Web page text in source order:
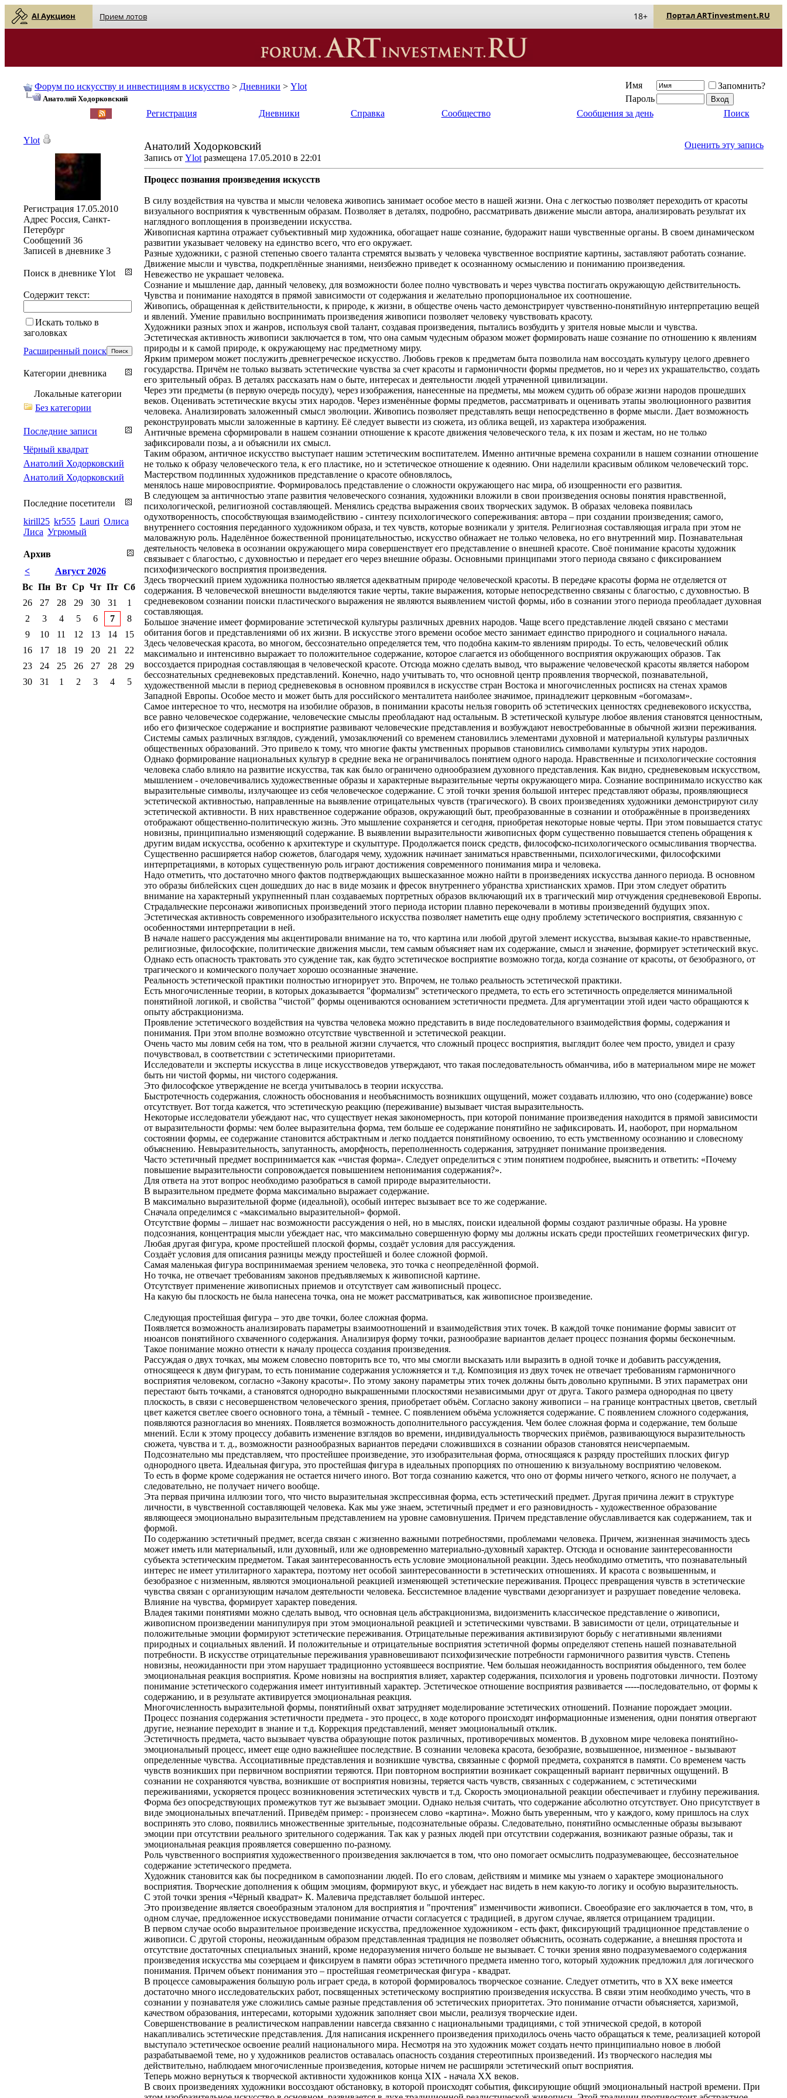
AI Аукцион Прием лотов Портал ARTinvestment.RU
18+
Форум по искусству и инвестициям в искусство > Дневники > Ylot
Анатолий Ходорковский
Имя
Запомнить?
Пароль
Регистрация Дневники Справка Сообщество Сообщения за день Поиск
Оценить эту запись
Анатолий Ходорковский
Запись от Ylot размещена 17.05.2010 в 22:01
Процесс познания произведения искусств
В силу воздействия на чувства и мысли человека живопись занимает особое место в нашей жизни. Она с легкостью позволяет переходить от красоты
визуального восприятия к чувственным образам. Позволяет в деталях, подробно, рассматривать движение мысли автора, анализировать результат их
наглядного воплощения в произведении искусства.
Живописная картина отражает субъективный мир художника, обогащает наше сознание, будоражит наши чувственные органы. В своем динамическом
развитии указывает человеку на единство всего, что его окружает.
Разные художники, с разной степенью своего таланта стремятся вызвать у человека чувственное восприятие картины, заставляют работать сознание.
Движение мысли и чувства, подкреплённые знаниями, неизбежно приведет к осознанному осмыслению и пониманию произведения.
Невежество не украшает человека.
Сознание и мышление дар, данный человеку, для возможности более полно чувствовать и через чувства постигать окружающую действительность.
Чувства и понимание находятся в прямой зависимости от содержания и желательно пропорциональное их соотношение.
Живопись, обращенная к действительности, к природе, к жизни, в обществе очень часто демонстрирует чувственно-понятийную интерпретацию вещей
и явлений. Умение правильно воспринимать произведения живописи позволяет человеку чувствовать красоту.
Художники разных эпох и жанров, используя свой талант, создавая произведения, пытались возбудить у зрителя новые мысли и чувства.
Эстетическая активность живописи заключается в том, что она самым чудесным образом может формировать наше сознание по отношению к явлениям
природы и к самой природе, к окружающему нас предметному миру.
Ярким примером может послужить древнегреческое искусство. Любовь греков к предметам быта позволила нам воссоздать культуру целого древнего
государства. Причём не только вызвать эстетические чувства за счет красоты и гармоничности формы предметов, но и через их украшательство, создать
его зрительный образ. В деталях рассказать нам о быте, интересах и деятельности людей утраченной цивилизации.
Через эти предметы (в первую очередь посуду), через изображения, нанесенные на предметы, мы можем судить об образе жизни народов прошедших
веков. Оценивать эстетические вкусы этих народов. Через изменённые формы предметов, рассматривать и оценивать этапы эволюционного развития
человека. Анализировать заложенный смысл эволюции. Живопись позволяет представлять вещи непосредственно в форме мысли. Дает возможность
реконструировать мысли заложенные в картину. Её следует вывести из сюжета, из облика вещей, из характера изображения.
Античные времена сформировали в нашем сознании отношение к красоте движения человеческого тела, к их позам и жестам, но не только
зафиксировали позы, а и объяснили их смысл.
Таким образом, античное искусство выступает нашим эстетическим воспитателем. Именно античные времена сохранили в нашем сознании отношение
не только к образу человеческого тела, к его пластике, но и эстетическое отношение к одеянию. Они наделили красивым обликом человеческий торс.
Мастерством подлинных художников представление о красоте обновлялось,
менялось наше мировосприятие. Формировалось представление о сложности окружающего нас мира, об изощренности его развития.
В следующем за античностью этапе развития человеческого сознания, художники вложили в свои произведения основы понятия нравственной,
психологической, религиозной составляющей. Менялись средства выражения своих творческих задумок. В образах человека появилась
одухотворенность, способствующая взаимодействию - синтезу психологического сопереживания: автора – при создании произведения; самого,
внутреннего состояния переданного художником образа, и тех чувств, которые возникали у зрителя. Религиозная составляющая играла при этом не
маловажную роль. Наделённое божественной проницательностью, искусство обнажает не только человека, но его внутренний мир. Познавательная
деятельность человека в осознании окружающего мира совершенствует его представление о внешней красоте. Своё понимание красоты художник
связывает с благостью, с духовностью и передает его через внешние образы. Основными принципами этого периода связано с фиксированием
психофизического восприятия произведения.
Здесь творческий прием художника полностью является адекватным природе человеческой красоты. В передаче красоты форма не отделяется от
содержания. В человеческой внешности выделяются такие черты, такие выражения, которые непосредственно связаны с благостью, с духовностью. В
средневековом сознании поиски пластического выражения не являются выявлением чистой формы, ибо в сознании этого периода преобладает духовная
составляющая.
Большое значение имеет формирование эстетической культуры различных древних народов. Чаще всего представление людей связано с местами
обитания богов и представлениями об их жизни. В искусстве этого времени особое место занимает единство природного и социального начала.
Здесь человеческая красота, во многом, бессознательно определяется тем, что подобна каким-то явлениям природы. То есть, человеческий облик
максимально и интенсивно выражает то положительное содержание, которое слагается из обобщенного восприятия окружающих образов. Так
воссоздается природная составляющая в человеческой красоте. Отсюда можно сделать вывод, что выражение человеческой красоты является набором
бессознательных средневековых представлений. Конечно, надо учитывать то, что основной центр проявления творческой, познавательной,
художественной мысли в период средневековья в основном проявился в искусстве стран Востока и многочисленных росписях на стенах храмов
Западной Европы. Особое место и может быть для российского менталитета наиболее значимое, принадлежит церковным «богомазам».
Самое интересное то что, несмотря на изобилие образов, в понимании красоты нельзя говорить об эстетических ценностях средневекового искусства,
все равно человеческое содержание, человеческие смыслы преобладают над остальным. В эстетической культуре любое явления становятся ценностным,
ибо его физическое содержание и восприятие развивают человеческие представления и возбуждают невостребованные в обычной жизни переживания.
Системы самых различных взглядов, суждений, умозаключений со временем становились элементами духовной и материальной культуры различных
общественных образований. Это привело к тому, что многие факты умственных прорывов становились символами культуры этих народов.
Однако формирование национальных культур в средние века не ограничивалось понятием одного народа. Нравственные и психологические состояния
человека слабо влияло на развитие искусства, так как было ограничено однообразием духовного представления. Как видно, средневековым искусством,
мышлением - очеловечивались художественные образы и характерные выразительные черты окружающего мира. Сознание воспринимало искусство как
выразительные символы, излучающее из себя человеческое содержание. С этой точки зрения большой интерес представляют образы, проявляющиеся
эстетической активностью, направленные на выявление отрицательных чувств (трагического). В своих произведениях художники демонстрируют силу
эстетической активности. В них нравственное содержание образов, окружающий быт, преобразованные в сознании и отображённые в произведениях
отображают общественно-политическую жизнь. Это мышление сохраняется и сегодня, приобретая некоторые новые черты. При этом повышается статус
новизны, принципиально изменяющий содержание. В выявлении выразительности живописных форм существенно повышается степень обращения к
другим видам искусства, особенно к архитектуре и скульптуре. Продолжается поиск средств, философско-психологического осмысливания творчества.
Существенно расширяется набор сюжетов, благодаря чему, художник начинает заниматься нравственными, психологическими, философскими
интерпретациями, в которых существенную роль играют достижения современного понимания мира и человека.
Надо отметить, что достаточно много фактов подтверждающих вышесказанное можно найти в произведениях искусства данного периода. В основном
это образы библейских сцен дошедших до нас в виде мозаик и фресок внутреннего убранства христианских храмов. При этом следует обратить
внимание на характерный укрупненный план создаваемых портретных образов включающий их в трагический мир отчуждения средневековой Европы.
Страдальческие персонажи живописных произведений этого периода истории плавно перекочевали в мотивы произведений будущих эпох.
Эстетическая активность современного изобразительного искусства позволяет наметить еще одну проблему эстетического восприятия, связанную с
особенностями интерпретации в ней.
В начале нашего рассуждения мы акцентировали внимание на то, что картина или любой другой элемент искусства, вызывая какие-то нравственные,
религиозные, философские, политические движения мысли, тем самым объясняет нам их содержание, смысл и значение, формирует эстетический вкус.
Однако есть опасность трактовать это суждение так, как будто эстетическое восприятие возможно тогда, когда сознание от красоты, от безобразного, от
трагического и комического получает хорошо осознанные значение.
Реальность эстетической практики полностью игнорирует это. Впрочем, не только реальность эстетической практики.
Есть многочисленные теории, в которых доказывается "формализм" эстетического предмета, то есть его эстетичность определяется минимальной
понятийной логикой, и свойства "чистой" формы оцениваются основанием эстетичности предмета. Для аргументации этой идеи часто обращаются к
опыту абстракционизма.
Проявление эстетического воздействия на чувства человека можно представить в виде последовательного взаимодействия формы, содержания и
понимания. При этом вполне возможно отсутствие чувственной и эстетической реакции.
Очень часто мы ловим себя на том, что в реальной жизни случается, что сложный процесс восприятия, выглядит более чем просто, увидел и сразу
почувствовал, в соответствии с эстетическими приоритетами.
Исследователи и эксперты искусства в лице искусствоведов утверждают, что такая последовательность обманчива, ибо в материальном мире не может
быть ни чистой формы, ни чистого содержания.
Это философское утверждение не всегда учитывалось в теории искусства.
Быстротечность содержания, сложность обоснования и необъяснимость возникших ощущений, может создавать иллюзию, что оно (содержание) вовсе
отсутствует. Вот тогда кажется, что эстетическую реакцию (переживание) вызывает чистая выразительность.
Некоторые исследователи убеждают нас, что существует некая закономерность, при которой понимание произведения находится в прямой зависимости
от выразительности формы: чем более выразительна форма, тем больше ее содержание понятийно не зафиксировать. И, наоборот, при нормальном
состоянии формы, ее содержание становится абстрактным и легко поддается понятийному освоению, то есть умственному осознанию и словесному
объяснению. Невыразительность, запутанность, аморфность, переполненность содержания, затрудняет понимание произведения.
Часто эстетичный предмет воспринимается как «чистая форма». Следует определиться с этим понятием подробнее, выяснить и ответить: «Почему
повышение выразительности сопровождается повышением непонимания содержания?».
Для ответа на этот вопрос необходимо разобраться в самой природе выразительности.
В выразительном предмете форма максимально выражает содержание.
В максимально выразительной форме (идеальной), особый интерес вызывает все то же содержание.
Сначала определимся с «максимально выразительной» формой.
Отсутствие формы – лишает нас возможности рассуждения о ней, но в мыслях, поиски идеальной формы создают различные образы. На уровне
подсознания, концентрация мысли убеждает нас, что максимально совершенную форму мы должны искать среди простейших геометрических фигур.
Любая другая фигура, кроме простейшей плоской формы, создаёт условия для рассуждения.
Создаёт условия для описания разницы между простейшей и более сложной формой.
Самая маленькая фигура воспринимаемая зрением человека, это точка с неопределённой формой.
Но точка, не отвечает требованиям законов предъявляемых к живописной картине.
Отсутствует применение живописных приемов и отсутствует сам живописный процесс.
На какую бы плоскость не была нанесена точка, она не может рассматриваться, как живописное произведение.
Следующая простейшая фигура – это две точки, более сложная форма.
Появляется возможность анализировать параметры взаимоотношений и взаимодействия этих точек. В каждой точке понимание формы зависит от
нюансов понятийного схваченного содержания. Анализируя форму точки, разнообразие вариантов делает процесс познания формы бесконечным.
Такое понимание можно отнести к началу процесса создания произведения.
Рассуждая о двух точках, мы можем словесно повторить все то, что мы смогли высказать или выразить в одной точке и добавить рассуждения,
относящееся к двум фигурам, то есть понимание содержания усложняется и т.д. Композиция из двух точек не отвечает требованиям гармоничного
восприятия человеком, согласно «Закону красоты». По этому закону параметры этих точек должны быть довольно крупными. В этих параметрах они
перестают быть точками, а становятся однородно выкрашенными плоскостями независимыми друг от друга. Такого размера однородная по цвету
плоскость, в связи с несовершенством человеческого зрения, приобретает объём. Согласно закону живописи – на границе контрастных цветов, светлый
цвет кажется светлее своего основного тона, а тёмный - темнее. С появлением объёма усложняется содержание. С появлением сложного содержания,
появляются разногласия во мнениях. Появляется возможность дополнительного рассуждения. Чем более сложная форма и содержание, тем больше
мнений. Если к этому процессу добавить изменение взглядов во времени, индивидуальность творческих приёмов, развивающуюся выразительность
сюжета, чувства и т. д., возможности разнообразных вариантов передачи сложившихся в сознании образов становятся неисчерпаемым.
Подсознательно мы представляем, что простейшее произведение, это изобразительная форма, относящаяся к разряду простейших плоских фигур
однородного цвета. Идеальная фигура, это простейшая фигура в идеальных пропорциях по отношению к визуальному восприятию человеком.
То есть в форме кроме содержания не остается ничего иного. Вот тогда сознанию кажется, что оно от формы ничего четкого, ясного не получает, а
следовательно, не получает ничего вообще.
Эта первая причина иллюзии того, что чисто выразительная экспрессивная форма, есть эстетический предмет. Другая причина лежит в структуре
личности, в чувственной составляющей человека. Как мы уже знаем, эстетичный предмет и его разновидность - художественное образование
являющееся эмоционально выразительным представлением на уровне самовнушения. Причем представление обуславливается как содержанием, так и
формой.
По содержанию эстетичный предмет, всегда связан с жизненно важными потребностями, проблемами человека. Причем, жизненная значимость здесь
может иметь или материальный, или духовный, или же одновременно материально-духовный характер. Отсюда и основание заинтересованности
субъекта эстетическим предметом. Такая заинтересованность есть условие эмоциональной реакции. Здесь необходимо отметить, что познавательный
интерес не имеет утилитарного характера, поэтому нет особой заинтересованности в эстетических отношениях. И красота с возвышенным, и
безобразное с низменным, являются эмоциональной реакцией изменяющей эстетические переживания. Процесс превращения чувств в эстетические
чувства связан с организующим началом деятельности человека. Бессистемное владение чувствами дезорганизует и разрушает поведение человека.
Влияние на чувства, формирует характер поведения.
Владея такими понятиями можно сделать вывод, что основная цель абстракционизма, видоизменить классическое представление о живописи,
живописном произведении манипулируя при этом эмоциональной реакцией и эстетическими чувствами. В зависимости от цели, отрицательные и
положительные эмоции формируют эстетические переживания. Отрицательные переживания активизируют борьбу с негативными явлениями
природных и социальных явлений. И положительные и отрицательные восприятия эстетичной формы определяют степень нашей познавательной
потребности. В искусстве отрицательные переживания уравновешивают психофизические потребности гармоничного развития чувств. Степень
новизны, неожиданности при этом нарушает традиционно устоявшееся восприятие. Чем большая неожиданность восприятия обыденного, тем более
эмоциональная реакция восприятия. Кроме новизны на восприятия влияет, характер содержания, психология и уровень подготовки личности. Поэтому
понимание эстетического содержания имеет интуитивный характер. Эстетическое отношение восприятия развивается -----последовательно, от формы к
содержанию, и в результате активируется эмоциональная реакция.
Многочисленность выразительной формы, понятийный охват затрудняет моделирование эстетических отношений. Познание порождает эмоции.
Процесс познания содержания эстетичности предмета - это процесс, в ходе которого происходят информационные изменения, одни понятия отвергают
другие, незнание переходит в знание и т.д. Коррекция представлений, меняет эмоциональный отклик.
Эстетичность предмета, часто вызывает чувства образующие поток различных, противоречивых моментов. В духовном мире человека понятийно-
эмоциональный процесс, имеет еще одно важнейшее последствие. В сознании человека красота, безобразие, возвышенное, низменное - вызывают
определенные чувства. Ассоциативные представления и возникшие чувства, связанные с формой предмета, сохранятся в памяти. Со временем часть
чувств возникших при первичном восприятии теряются. При повторном восприятии возникает сокращенный вариант первичных ощущений. В
сознании не сохраняются чувства, возникшие от восприятия новизны, теряется часть чувств, связанных с содержанием, с эстетическими
переживаниями, ускоряется процесс возникновения эстетических чувств и т.д. Скорость эмоциональной реакции обеспечивает и глубину переживания.
Форма без опосредствующих промежутков тут же вызывает эмоции. Однако нельзя считать, что содержание абсолютно отсутствует. Оно присутствует в
виде эмоциональных впечатлений. Приведём пример: - произнесем слово «картина». Можно быть уверенным, что у каждого, кому пришлось на слух
воспринять это слово, появились множественные зрительные, подсознательные образы. Следовательно, понятийно осмысленные образы вызывают
эмоции при отсутствии реального зрительного содержания. Так как у разных людей при отсутствии содержания, возникают разные образы, так и
эмоциональная реакция проявляется совершенно по-разному.
Роль чувственного восприятия художественного произведения заключается в том, что оно помогает осмыслить подразумевающее, бессознательное
содержание эстетического предмета.
Художник становится как бы посредником в самопознании людей. По его словам, действиям и мимике мы узнаем о характере эмоционального
восприятия. Творческие дополнения к общим эмоциям, формируют вкус, и убеждает нас видеть в нем какую-то логику и особую выразительность.
С этой точки зрения «Чёрный квадрат» К. Малевича представляет большой интерес.
Это произведение является своеобразным эталоном для восприятия и "прочтения" изменчивости живописи. Своеобразие его заключается в том, что, в
одном случае, предложенное искусствоведами понимание отчасти согласуется с традицией, в другом случае, является отрицанием традиции.
В первом случае особо выразительное произведение искусства, предложенное художником - есть факт, фиксирующий традиционное представление о
живописи. С другой стороны, неожиданным образом представленная традиция не позволяет объяснить, осознать содержание, а внешняя простота и
отсутствие достаточных специальных знаний, кроме недоразумения ничего больше не вызывает. С точки зрения явно подразумеваемого содержания
произведения искусства мы созерцаем и фиксируем в памяти образ эстетичного предмета именно того, который художник предложил для логического
понимания. Причем объект понимания это – простейшая геометрическая фигура - квадрат.
В процессе самовыражения большую роль играет среда, в которой формировалось творческое сознание. Следует отметить, что в XX веке имеется
достаточно много исследовательских работ, посвященных эстетическому восприятию произведения искусства. В связи этим необходимо учесть, что в
сознании у познавателя уже сложились самые разные представления об эстетических приоритетах. Это понимание отчасти объясняется, харизмой,
качеством образования, интересами, которыми художник заполняет свои мысли, реализуя творческие идеи.
Совершенствование в реалистическом направлении навсегда связанно с национальными традициями, с той этнической средой, в которой
накапливались эстетические представления. Для написания искреннего произведения приходилось очень часто обращаться к теме, реализацией которой
выступало эстетическое освоение реалий национального мира. Несмотря на это художник может создать нечто принципиально новое в любой
разрабатываемой теме, но у художников реалистов оставалась опасность создания стереотипных произведений. Из творческого наследия мы
действительно, наблюдаем многочисленные произведения, которые ничем не расширяли эстетический опыт восприятия.
Теперь можно вернуться к творческой активности художников конца XIX - начала ХХ веков.
В своих произведениях художники воссоздают обстановку, в которой происходят события, фиксирующие общий эмоциональный настрой времени. При
Ylot
Регистрация 17.05.2010
Адрес Россия, Санкт-
Петербург
Сообщений 36
Записей в дневнике 3
Поиск в дневнике Ylot
Содержит текст:
Искать только в
заголовках
Расширенный поиск
Категории дневника
Локальные категории
Без категории
Последние записи
Чёрный квадрат
Анатолий Ходорковский
Анатолий Ходорковский
Последние посетители
kirill25 kr555 Lauri Олиса
Лиса Угрюмый
Архив
<
Август 2026
Вс Пн Вт Ср Чт Пт Сб
26
27 28 29 30 31
1
2
3 4 5 6 7
8
9
10 11 12 13 14
15
16
17 18 19 20 21
22
23
24 25 26 27 28
29
30
31 1 2 3 4 5